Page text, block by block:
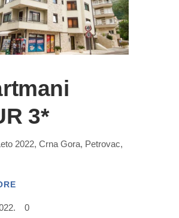
3*
2022, Crna Gora, Petrovac,
0